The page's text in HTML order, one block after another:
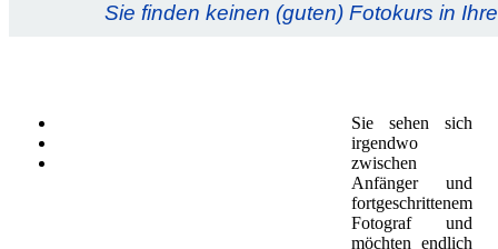
Sie finden keinen (guten) Fotokurs in
Sie sehen sich
irgendwo
zwischen
Anfänger und
fortgeschrittenem
Fotograf und
möchten endlich